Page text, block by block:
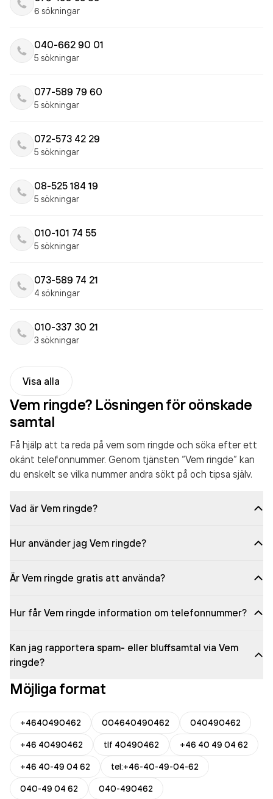
6 sökningar
040-662 90 01
5 sökningar
077-589 79 60
5 sökningar
072-573 42 29
5 sökningar
08-525 184 19
5 sökningar
010-101 74 55
5 sökningar
073-589 74 21
4 sökningar
010-337 30 21
3 sökningar
Visa alla
Vem ringde? Lösningen för oönskade
samtal
Få hjälp att ta reda på vem som ringde och söka efter ett
okänt telefonnummer. Genom tjänsten “Vem ringde” kan
du enskelt se vilka nummer andra sökt på och tipsa själv.
Vad är Vem ringde?
Hur använder jag Vem ringde?
Är Vem ringde gratis att använda?
Hur får Vem ringde information om telefonnummer?
Kan jag rapportera spam- eller bluffsamtal via Vem
ringde?
Möjliga format
+4640490462 004640490462
040490462
+46 40490462
tlf 40490462
+46 40 49 04 62
+46 40-49 04 62
tel:+46-40-49-04-62
040-49 04 62
040-490462